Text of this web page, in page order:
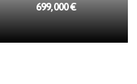
699,000 €